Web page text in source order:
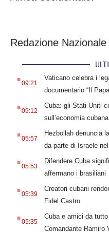
Redazione
.09:21
Vaticano celebra i
documentario “Il
.09:12
Cuba: gli Stati Uniti
sull’economia cubana
.05:57
Hezbollah denuncia
da parte di Israele
.05:53
Difendere Cuba
affermano i brasiliani
.05:39
Creatori cubani
Fidel Castro
.05:35
Cuba e amici da
Comandante Ramiro